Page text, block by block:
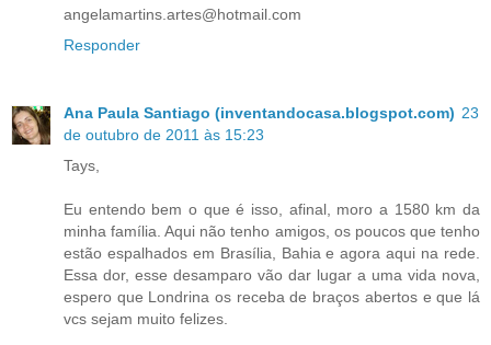
angelamartins.artes@hotmail.com
Responder
Ana Paula Santiago (inventandocasa.blogspot.com) 23
de outubro de 2011 às 15:23
Tays,
Eu entendo bem o que é isso, afinal, moro a 1580 km da
minha família. Aqui não tenho amigos, os poucos que tenho
estão espalhados em Brasília, Bahia e agora aqui na rede.
Essa dor, esse desamparo vão dar lugar a uma vida nova,
espero que Londrina os receba de braços abertos e que lá
vcs sejam muito felizes.